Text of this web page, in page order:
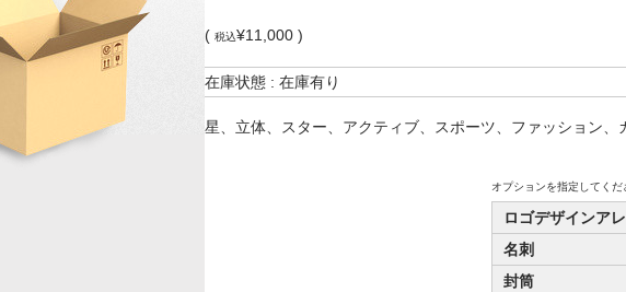
( 税込¥11,000 )
在庫状態 : 在庫有り
星、立体、スター、アクティブ、スポーツ、ファッション
オプションを指定してくだ
ロゴデザインア
名刺
封筒